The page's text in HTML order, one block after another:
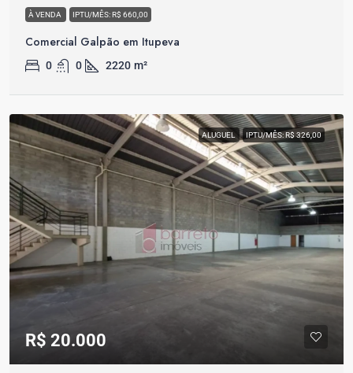
À VENDA IPTU/MÊS: R$ 660,00
Comercial Galpão em Itupeva
0 0 2220 m²
ALUGUEL IPTU/MÊS: R$ 326,00
R$ 20.000